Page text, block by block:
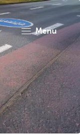
menu